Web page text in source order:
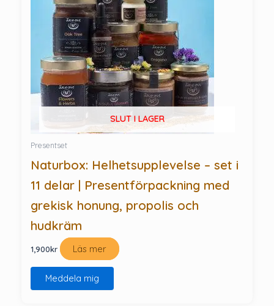
SLUT I LAGER
Presentset
Naturbox: Helhetsupplevelse – set i
11 delar | Presentförpackning med
grekisk honung, propolis och
hudkräm
1,900kr Läs mer
Meddela mig